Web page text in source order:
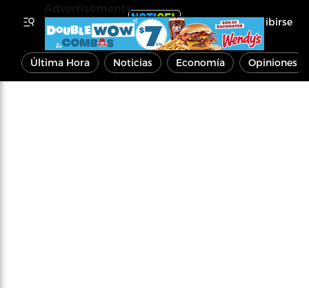
Inscribirse
Última Hora Noticias Economía Opiniones
Advertisements